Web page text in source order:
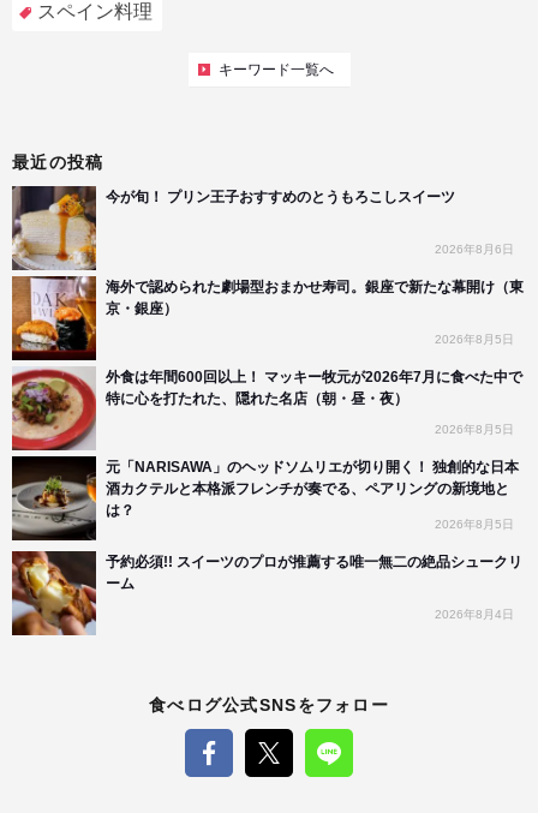
スペイン料理
キーワード一覧へ
最近の投稿
今が旬！ プリン王子おすすめのとうもろこしスイーツ
2026年8月6日
海外で認められた劇場型おまかせ寿司。銀座で新たな幕開け（東
京・銀座）
2026年8月5日
外食は年間600回以上！ マッキー牧元が2026年7月に食べた中で
特に心を打たれた、隠れた名店（朝・昼・夜）
2026年8月5日
元「NARISAWA」のヘッドソムリエが切り開く！ 独創的な日本
酒カクテルと本格派フレンチが奏でる、ペアリングの新境地と
は？
2026年8月5日
予約必須!! スイーツのプロが推薦する唯一無二の絶品シュークリ
ーム
2026年8月4日
食べログ公式SNSをフォロー